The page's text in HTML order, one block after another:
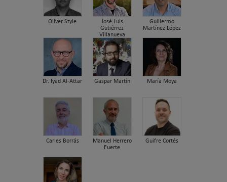
Oliver Style
José Luis
Gutiérrez
Villanueva
Guillermo
Martínez López
Dr. Iyad Al-Attar Gaspar Martín María Moya
Carles Borrás
Manuel Herrero
Fuerte
Guifre Cortés